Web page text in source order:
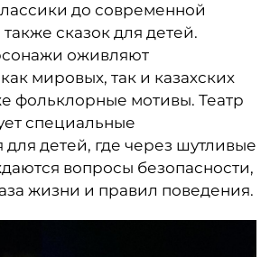
до современной
сказок для детей.
оживляют
мировых, так и казахских
фольклорные мотивы. Театр
специальные
для детей, где через шутливые
вопросы безопасности,
жизни и правил поведения.